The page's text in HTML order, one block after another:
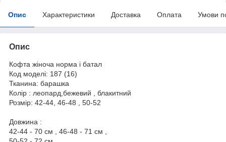
Опис Характеристики Доставка Оплата Умови
Опис
Кофта жіноча норма і батал
Код моделі: 187 (16)
Тканина: барашка
Колір : леопард,бежевий , блакитний
Розмір: 42-44, 46-48 , 50-52
Довжина :
42-44 - 70 см , 46-48 - 71 см ,